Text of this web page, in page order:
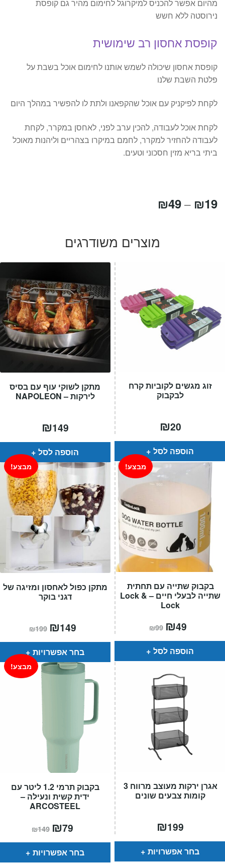
מהיום אפשר להכניס למיקרוגל לחימום מהיר גם קופסת
נירוסטה ללא חשש
קופסת אחסון רב שימושית
קופסת אחסון שיכולה לשמש אותנו לחימום אוכל בשבת על
פלטת השבת שלנו
לקחת לפיקניק עם אוכל שהקפאנו ולתת לו להפשיר במהלך היום
לקחת אוכל לעבודה, להכין ערב לפני, לאחסן במקרר, לקחת
לעבודה להחזיר למקרר, לחמם במיקרו בצהריים וליהנות מאוכל
ביתי בריא מזין חסכוני וטעים.
₪19
–
₪49
מוצרים משודרגים
מתקן לשוקי עוף עם בסיס
לירקות – NAPOLEON
₪149
הוספה לסל
זוג מגשים לקוביות קרח
לבקבוק
₪20
הוספה לסל
מתקן כפול לאחסון ומזיגה של
דגני בוקר
מבצע!
₪199 המחיר
המקורי
היה:
₪199.
₪149
הוא:
בחר אפשרויות
בקבוק שתייה עם תחתית
שתייה לבעלי חיים – Lock &
Lock
מבצע!
₪99 המחיר
המקורי
היה:
₪99.
₪49
הוא:
הוספה לסל
בקבוק תרמי 1.2 ליטר עם
ידית קשית ונעילה –
ARCOSTEEL
מבצע!
₪149 המחיר
המקורי
היה:
₪149.
₪79
הוא:
בחר אפשרויות
אגרן ירקות מעוצב מרווח 3
קומות צבעים שונים
₪199
בחר אפשרויות